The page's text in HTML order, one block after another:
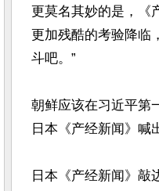
更莫名其妙的是，《
更加残酷的考验降临
斗吧。”
朝鲜应该在习近平第
日本《产经新闻》喊
日本《产经新闻》敲